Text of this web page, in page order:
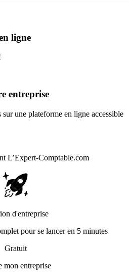
ligne
entreprise
une plateforme en ligne accessible
L’Expert-Comptable.com
d'entreprise
pour se lancer en 5 minutes
Gratuit
mon entreprise